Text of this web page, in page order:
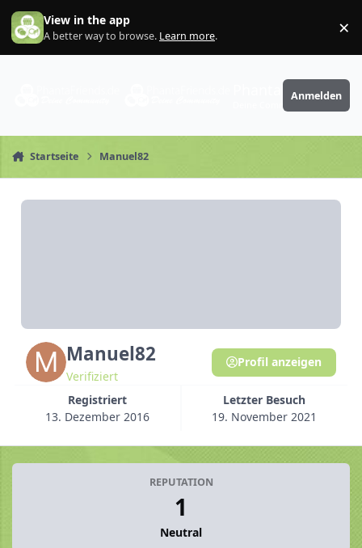
Zum Inhalt springen
View in the app
A better way to browse. Learn more. ×
PhantaFriends.de
Anmelden
Startseite Manuel82
Manuel82
Verifiziert
Registriert
13. Dezember 2016
Letzter Besuch
19. November 2021
Profil anzeigen
REPUTATION
1
Neutral